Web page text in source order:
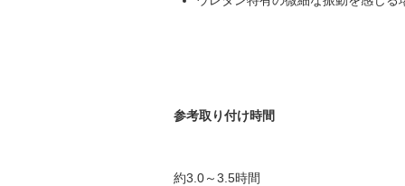
参考取り付け時間
約3.0～3.5時間